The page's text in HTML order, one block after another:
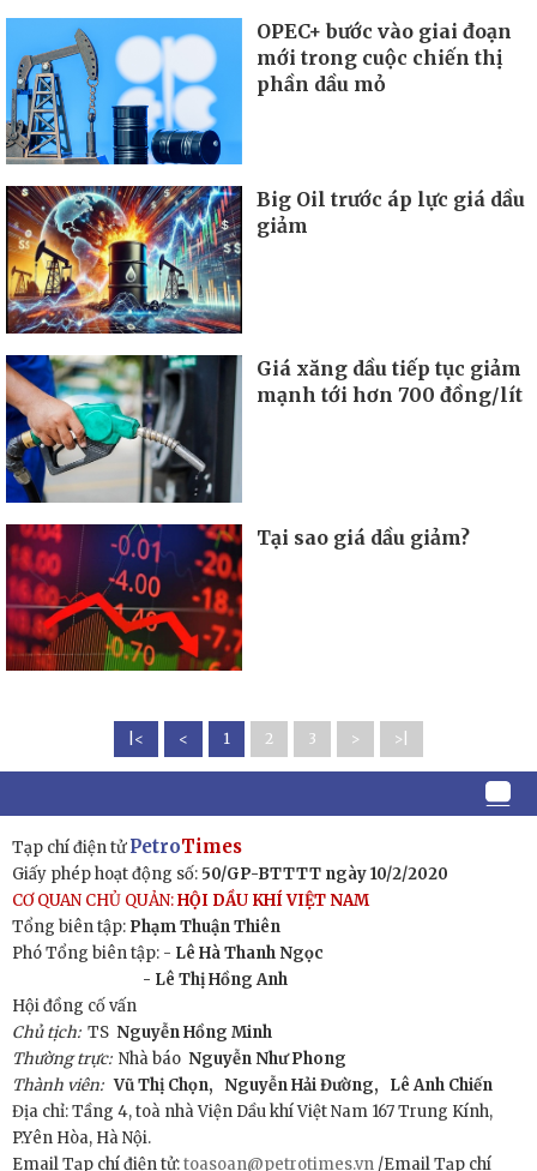
OPEC+ bước vào giai đoạn
mới trong cuộc chiến thị
phần dầu mỏ
Big Oil trước áp lực giá dầu
giảm
Giá xăng dầu tiếp tục giảm
mạnh tới hơn 700 đồng/lít
Tại sao giá dầu giảm?
|< < 1 2 3 > >|
Tạp chí điện tửPetroTimes
Giấy phép hoạt động số: 50/GP-BTTTT ngày 10/2/2020
CƠ QUAN CHỦ QUẢN:HỘI DẦU KHÍ VIỆT NAM
Tổng biên tập: Phạm Thuận Thiên
Phó Tổng biên tập: - Lê Hà Thanh Ngọc
- Lê Thị Hồng Anh
Hội đồng cố vấn
Chủ tịch:TS Nguyễn Hồng Minh
Thường trực: Nhà báo Nguyễn Như Phong
Thành viên: Vũ Thị Chọn, Nguyễn Hải Đường,
Lê Anh Chiến
Địa chỉ: Tầng 4, toà nhà Viện Dầu khí Việt Nam 167 Trung Kính,
P.Yên Hòa, Hà Nội.
Email Tạp chí điện tử:toasoan@petrotimes.vn /Email Tạp chí